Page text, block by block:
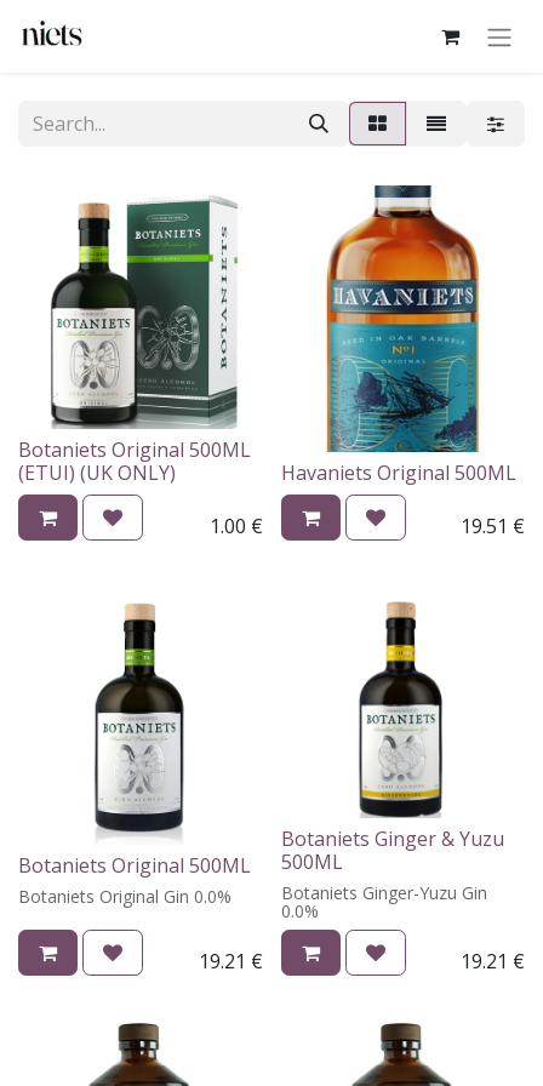
Botaniets Original 500ML
(ETUI) (UK ONLY)
1.00 €
Havaniets Original 500ML
19.51 €
Botaniets Original 500ML
Botaniets Original Gin 0.0%
19.21 €
Botaniets Ginger & Yuzu
500ML
Botaniets Ginger-Yuzu Gin
0.0%
19.21 €